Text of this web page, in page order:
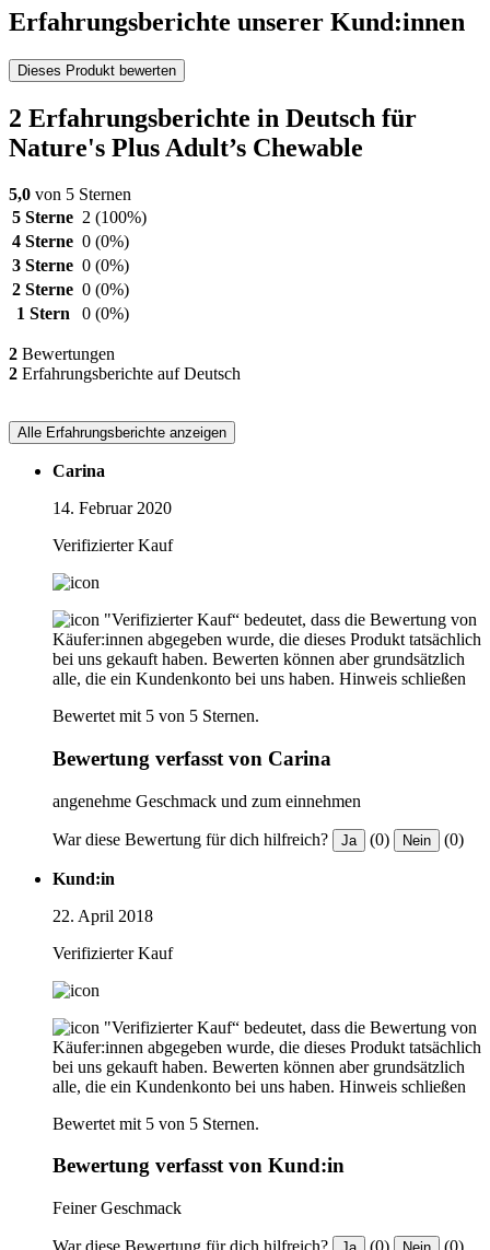
Erfahrungsberichte unserer Kund:innen
Dieses Produkt bewerten
2 Erfahrungsberichte in Deutsch für
Nature's Plus Adult’s Chewable
5,0 von 5 Sternen
5 Sterne 2 (100%)
4 Sterne 0 (0%)
3 Sterne 0 (0%)
2 Sterne 0 (0%)
1 Stern
0 (0%)
2 Bewertungen
2 Erfahrungsberichte auf Deutsch
Alle Erfahrungsberichte anzeigen
Carina
14. Februar 2020
Verifizierter Kauf
"Verifizierter Kauf“ bedeutet, dass die Bewertung von
Käufer:innen abgegeben wurde, die dieses Produkt tatsächlich
bei uns gekauft haben. Bewerten können aber grundsätzlich
alle, die ein Kundenkonto bei uns haben. Hinweis schließen
Bewertet mit 5 von 5 Sternen.
Bewertung verfasst von Carina
angenehme Geschmack und zum einnehmen
War diese Bewertung für dich hilfreich? Ja (0) Nein (0)
Kund:in
22. April 2018
Verifizierter Kauf
"Verifizierter Kauf“ bedeutet, dass die Bewertung von
Käufer:innen abgegeben wurde, die dieses Produkt tatsächlich
bei uns gekauft haben. Bewerten können aber grundsätzlich
alle, die ein Kundenkonto bei uns haben. Hinweis schließen
Bewertet mit 5 von 5 Sternen.
Bewertung verfasst von Kund:in
Feiner Geschmack
War diese Bewertung für dich hilfreich? (0) (0)